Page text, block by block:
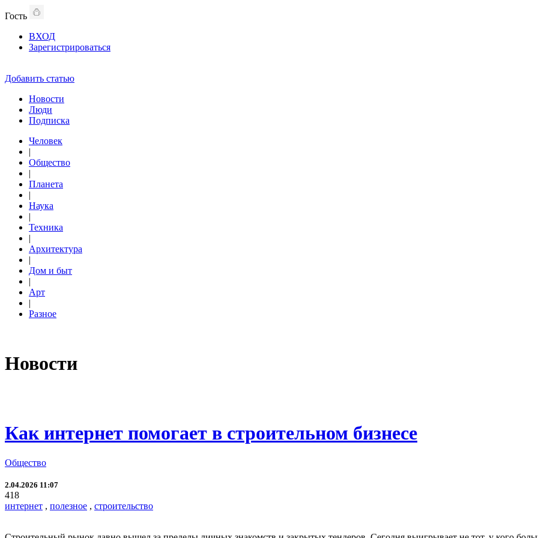
Гость
ВХОД
Зарегистрироваться
Добавить статью
Новости
Люди
Подписка
Человек
|
Общество
|
Планета
|
Наука
|
Техника
|
Архитектура
|
Дом и быт
|
Арт
|
Разное
Новости
Как интернет помогает в строительном бизнесе
Общество
2.04.2026 11:07
418
интернет , полезное , строительство